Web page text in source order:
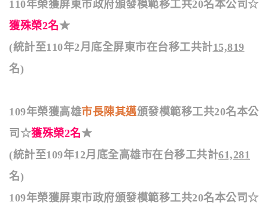
110年榮獲屏東市政府頒發模範移工共20名本公司☆
獲殊榮2名★
(統計至110年2月底全屏東市在台移工共計15,819
名)
109年榮獲高雄市長陳其邁頒發模範移工共20名本公
司☆獲殊榮2名★
(統計至109年12月底全高雄市在台移工共計61,281
名)
109年榮獲屏東市政府頒發模範移工共20名本公司☆